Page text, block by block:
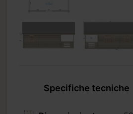
Specifiche tecniche